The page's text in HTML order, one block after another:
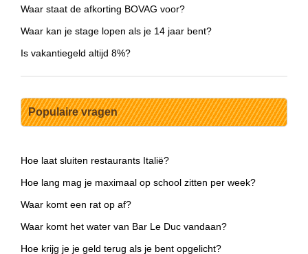
Waar staat de afkorting BOVAG voor?
Waar kan je stage lopen als je 14 jaar bent?
Is vakantiegeld altijd 8%?
Populaire vragen
Hoe laat sluiten restaurants Italië?
Hoe lang mag je maximaal op school zitten per week?
Waar komt een rat op af?
Waar komt het water van Bar Le Duc vandaan?
Hoe krijg je je geld terug als je bent opgelicht?